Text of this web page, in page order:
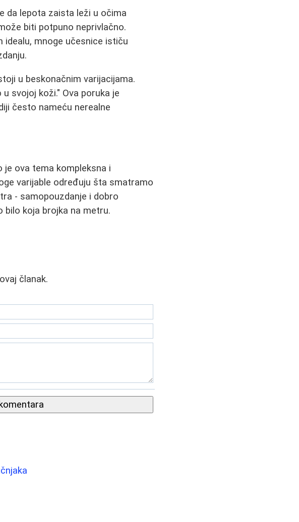
da lepota zaista leži u očima
biti potpuno neprivlačno.
idealu, mnoge učesnice ističu
u beskonačnim varijacijama.
svojoj koži." Ova poruka je
često nameću nerealne
je ova tema kompleksna i
varijable određuju šta smatramo
- samopouzdanje i dobro
koja brojka na metru.
članak.